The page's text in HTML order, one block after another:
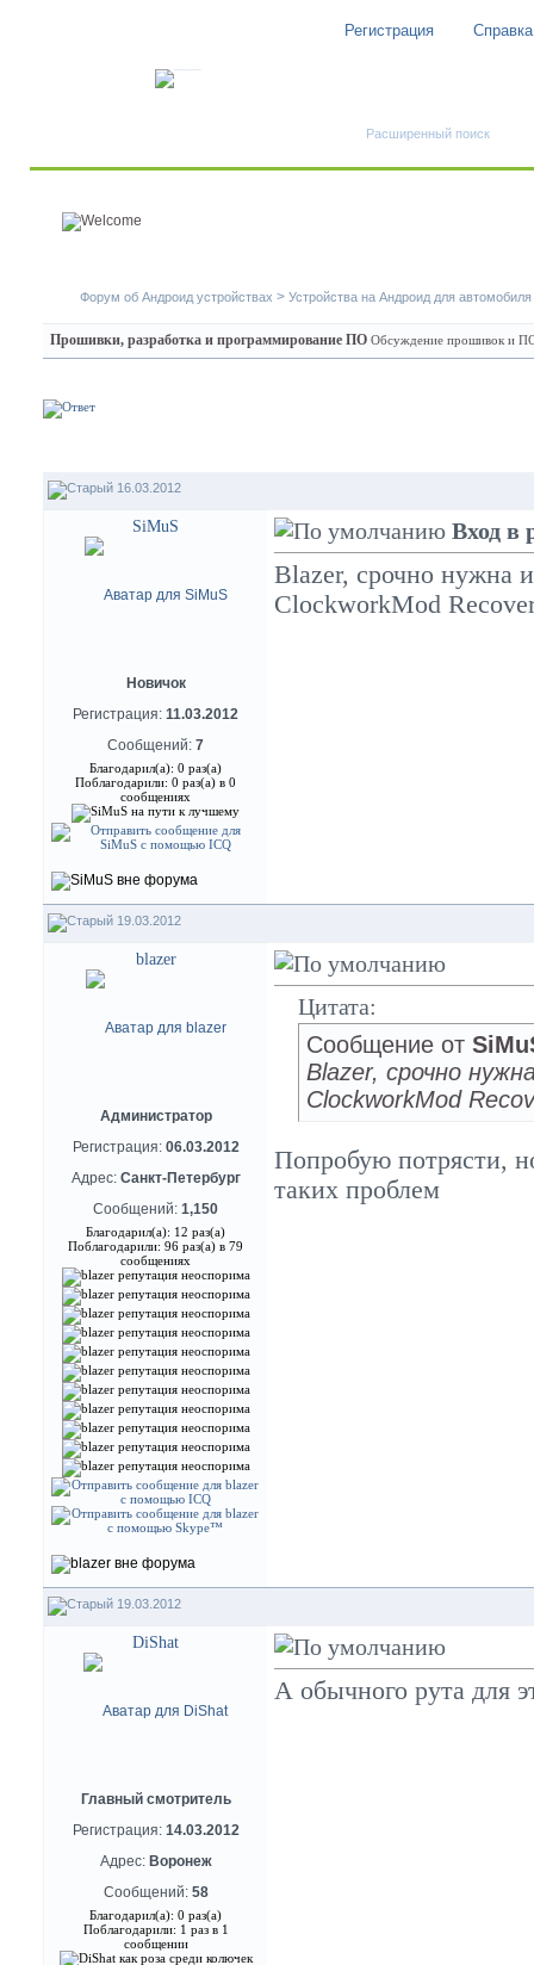
Регистрация Справка
Расширенный поиск
Форум об Андроид устройствах > Устройства на Андроид для автомобиля
Прошивки, разработка и программирование ПО Обсуждение прошивок и ПО
16.03.2012
SiMuS
Новичок
Регистрация: 11.03.2012
Сообщений: 7
Благодарил(а): 0 раз(а)
Поблагодарили: 0 раз(а) в 0
сообщениях
Вход в
Blazer, срочно нужна
ClockworkMod
19.03.2012
blazer
Администратор
Регистрация: 06.03.2012
Адрес: Санкт-Петербург
Сообщений: 1,150
Благодарил(а): 12 раз(а)
Поблагодарили: 96 раз(а) в 79
сообщениях
Цитата:
Сообщение от
Blazer, срочно
ClockworkMod
Попробую потрясти,
таких проблем
19.03.2012
DiShat
Главный смотритель
Регистрация: 14.03.2012
Адрес: Воронеж
Сообщений: 58
Благодарил(а): 0 раз(а)
Поблагодарили: 1 раз в 1
сообщении
А обычного рута для